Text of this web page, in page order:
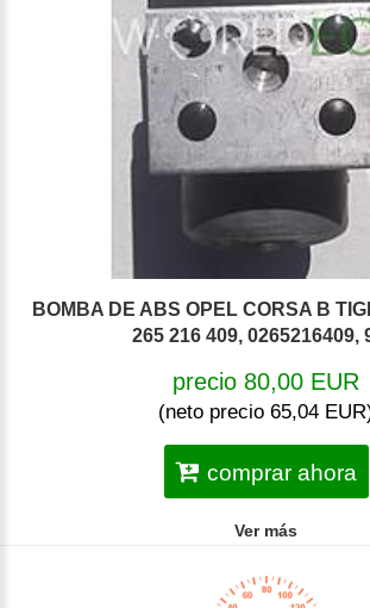
BOMBA DE ABS OPEL CORSA B
265 216 409, 0265216409,
precio 80,00 EUR
(neto precio 65,04
comprar ahora
Ver más